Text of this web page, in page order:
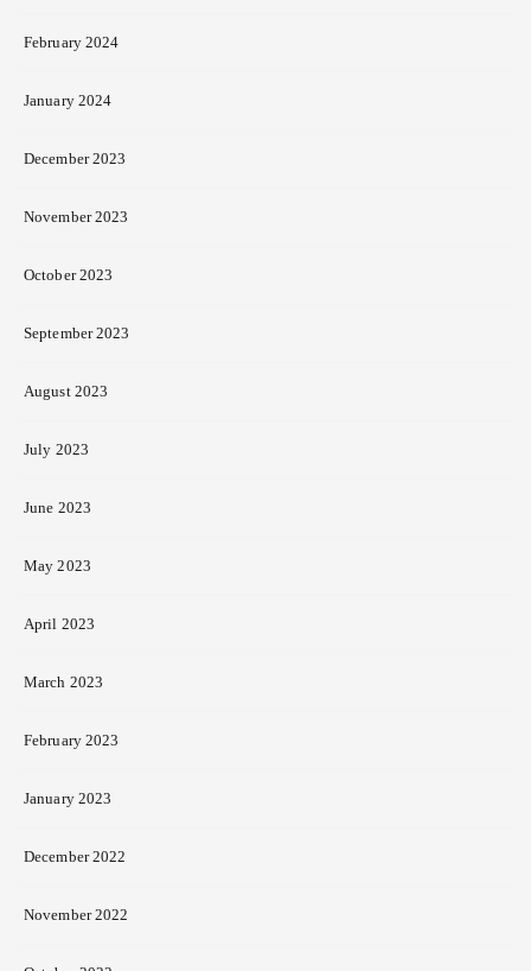
February 2024
January 2024
December 2023
November 2023
October 2023
September 2023
August 2023
July 2023
June 2023
May 2023
April 2023
March 2023
February 2023
January 2023
December 2022
November 2022